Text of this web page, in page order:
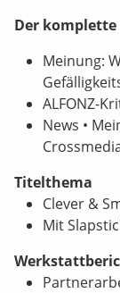
Der
Meinung:
ALFONZ-
News •
Titelthema
Clever &
Mit